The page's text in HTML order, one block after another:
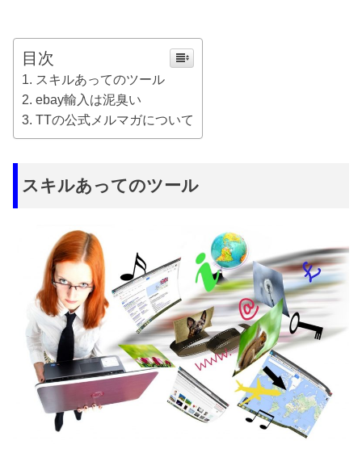
目次
スキルあってのツール
ebay輸入は泥臭い
TTの公式メルマガについて
スキルあってのツール